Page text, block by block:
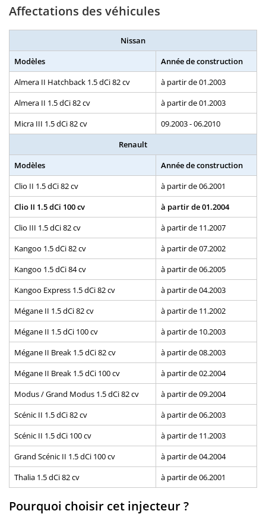
Affectations des véhicules
Nissan
Modèles
Année de construction
Almera II Hatchback 1.5 dCi 82 cv
à partir de 01.2003
Almera II 1.5 dCi 82 cv
à partir de 01.2003
Micra III 1.5 dCi 82 cv
09.2003 - 06.2010
Renault
Modèles
Année de construction
Clio II 1.5 dCi 82 cv
à partir de 06.2001
Clio II 1.5 dCi 100 cv
à partir de 01.2004
Clio III 1.5 dCi 82 cv
à partir de 11.2007
Kangoo 1.5 dCi 82 cv
à partir de 07.2002
Kangoo 1.5 dCi 84 cv
à partir de 06.2005
Kangoo Express 1.5 dCi 82 cv
à partir de 04.2003
Mégane II 1.5 dCi 82 cv
à partir de 11.2002
Mégane II 1.5 dCi 100 cv
à partir de 10.2003
Mégane II Break 1.5 dCi 82 cv
à partir de 08.2003
Mégane II Break 1.5 dCi 100 cv
à partir de 02.2004
Modus / Grand Modus 1.5 dCi 82 cv
à partir de 09.2004
Scénic II 1.5 dCi 82 cv
à partir de 06.2003
Scénic II 1.5 dCi 100 cv
à partir de 11.2003
Grand Scénic II 1.5 dCi 100 cv
à partir de 04.2004
Thalia 1.5 dCi 82 cv
à partir de 06.2001
Pourquoi choisir cet injecteur ?